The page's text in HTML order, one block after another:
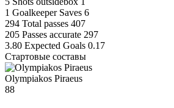
1 Goalkeeper Saves 6
294 Total passes 407
205 Passes accurate 297
3.80 Expected Goals 0.17
Стартовые составы
Olympiakos Piraeus
88